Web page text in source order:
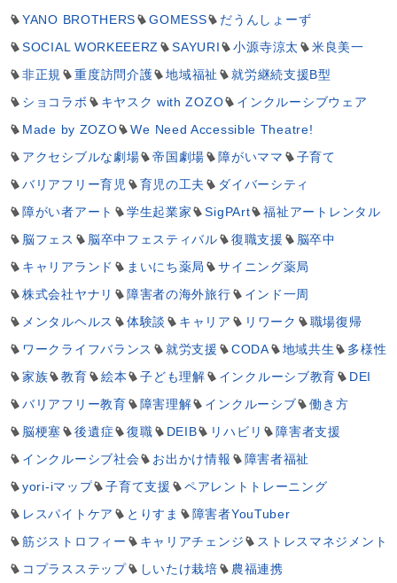
YANO BROTHERS
GOMESS
だうんしょーず
SOCIAL WORKEEERZ
SAYURI 小源寺涼太
米良美一
非正規
重度訪問介護 地域福祉
就労継続支援B型
ショコラボ
キヤスク with ZOZO
インクルーシブウェア
Made by ZOZO
We Need Accessible Theatre!
アクセシブルな劇場
帝国劇場 障がいママ
子育て
バリアフリー育児
育児の工夫
ダイバーシティ
障がい者アート
学生起業家 SigPArt
福祉アートレンタル
脳フェス
脳卒中フェスティバル 復職支援
脳卒中
キャリアランド
まいにち薬局
サイニング薬局
株式会社ヤナリ
障害者の海外旅行
インド一周
メンタルヘルス
体験談 キャリア リワーク
職場復帰
ワークライフバランス
就労支援 CODA 地域共生
多様性
家族
教育 絵本 子ども理解 インクルーシブ教育
DEI
バリアフリー教育
障害理解 インクルーシブ
働き方
脳梗塞
後遺症 復職 DEIB リハビリ
障害者支援
インクルーシブ社会
お出かけ情報
障害者福祉
yori-iマップ
子育て支援
ペアレントトレーニング
レスパイトケア
とりすま
障害者YouTuber
筋ジストロフィー
キャリアチェンジ
ストレスマネジメント
コプラスステップ
しいたけ栽培
農福連携